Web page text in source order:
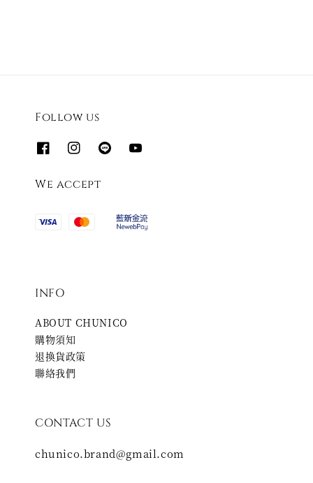
Follow us
We accept
INFO
ABOUT CHUNICO
購物須知
退換貨政策
聯絡我們
CONTACT US
chunico.brand@gmail.com